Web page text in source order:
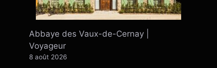
Abbaye des Vaux-de-Cernay |
Voyageur
8 août 2026